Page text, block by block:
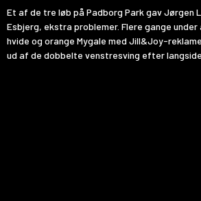
Et af de tre løb på Padborg Park gav Jørgen
Esbjerg, ekstra problemer. Flere gange
hvide og orange Mygale med Jill&Joy-
ud af de dobbelte venstresving efter